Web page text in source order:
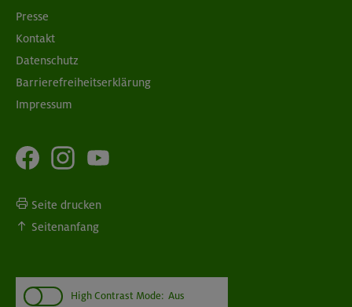
Presse
Kontakt
Datenschutz
Barrierefreiheitserklärung
Impressum
Seite drucken
Seitenanfang
High Contrast Mode: Aus